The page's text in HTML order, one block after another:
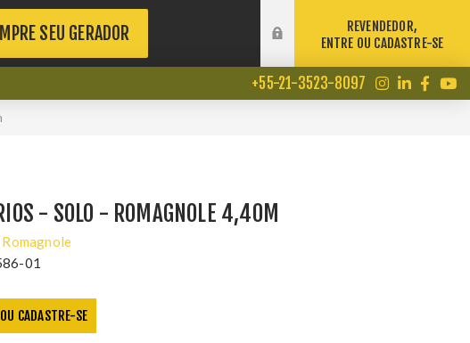
SEU GERADOR
REVENDEDOR,
ENTRE OU CADASTRE-SE
+55-21-3523-8097
- SOLO - ROMAGNOLE 4,40M
Romagnole
01
CADASTRE-SE